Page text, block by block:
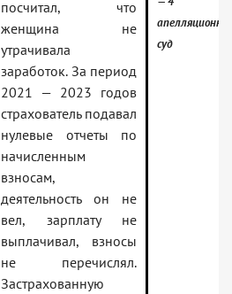
посчитал, что
женщина не
утрачивала
заработок. За период
2021 — 2023 годов
страхователь подавал
нулевые отчеты по
начисленным
взносам,
деятельность он не
вел, зарплату не
выплачивал, взносы
не перечислял.
Застрахованную
суд